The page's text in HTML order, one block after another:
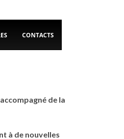
CONTACTS
de la
à de nouvelles